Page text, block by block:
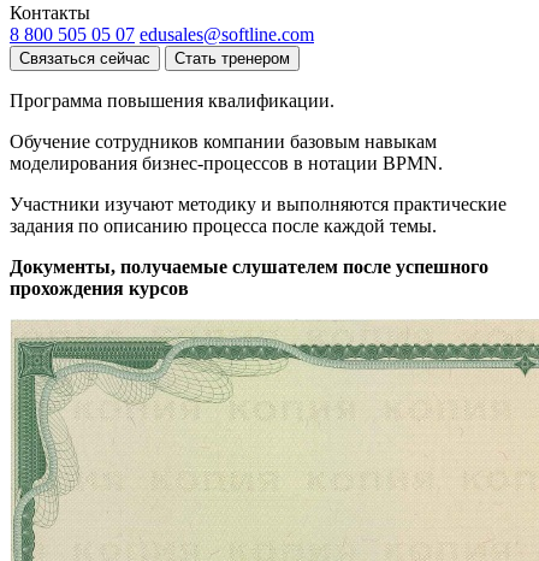
Контакты
8 800 505 05 07 edusales@softline.com
Связаться сейчас Стать тренером
Программа повышения квалификации.
Обучение сотрудников компании базовым навыкам
моделирования бизнес-процессов в нотации BPMN.
Участники изучают методику и выполняются практические
задания по описанию процесса после каждой темы.
Документы, получаемые слушателем после успешного
прохождения курсов